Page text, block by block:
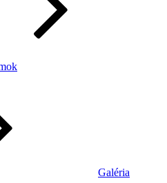
Galéria